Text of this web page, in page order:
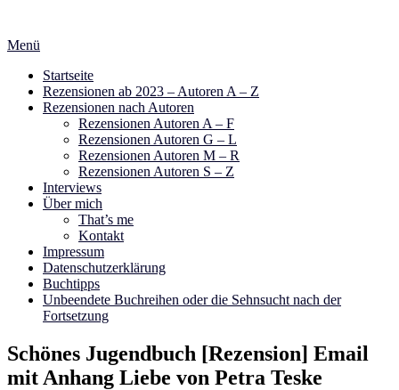
springen
Menü
Startseite
Rezensionen ab 2023 – Autoren A – Z
Rezensionen nach Autoren
Rezensionen Autoren A – F
Rezensionen Autoren G – L
Rezensionen Autoren M – R
Rezensionen Autoren S – Z
Interviews
Über mich
That’s me
Kontakt
Impressum
Datenschutzerklärung
Buchtipps
Unbeendete Buchreihen oder die Sehnsucht nach der
Fortsetzung
Schönes Jugendbuch [Rezension] Email
mit Anhang Liebe von Petra Teske